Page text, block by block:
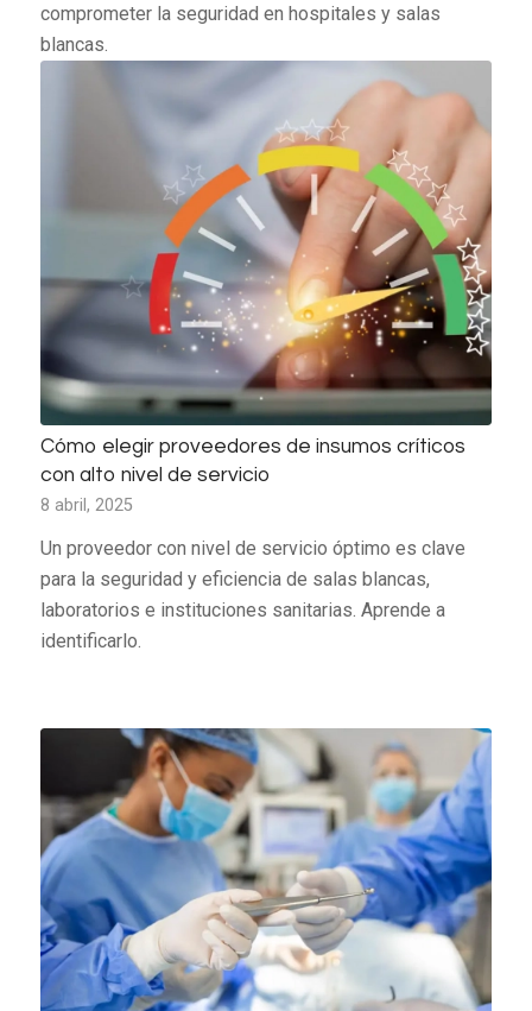
comprometer la seguridad en hospitales y salas
blancas.
Cómo elegir proveedores de insumos críticos
con alto nivel de servicio
8 abril, 2025
Un proveedor con nivel de servicio óptimo es clave
para la seguridad y eficiencia de salas blancas,
laboratorios e instituciones sanitarias. Aprende a
identificarlo.